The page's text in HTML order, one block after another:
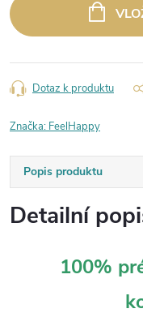
cena:
Dotaz k produktu
Značka: FeelHappy
Popis produktu
Detailní
100%